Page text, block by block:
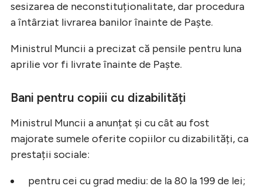
sesizarea de neconstituționalitate, dar procedura
a întârziat livrarea banilor înainte de Paște.
Ministrul Muncii a precizat că pensile pentru luna
aprilie vor fi livrate înainte de Paște.
Bani pentru copiii cu dizabilități
Ministrul Muncii a anunțat și cu cât au fost
majorate sumele oferite copiilor cu dizabilități, ca
prestații sociale:
pentru cei cu grad mediu: de la 80 la 199 de lei;